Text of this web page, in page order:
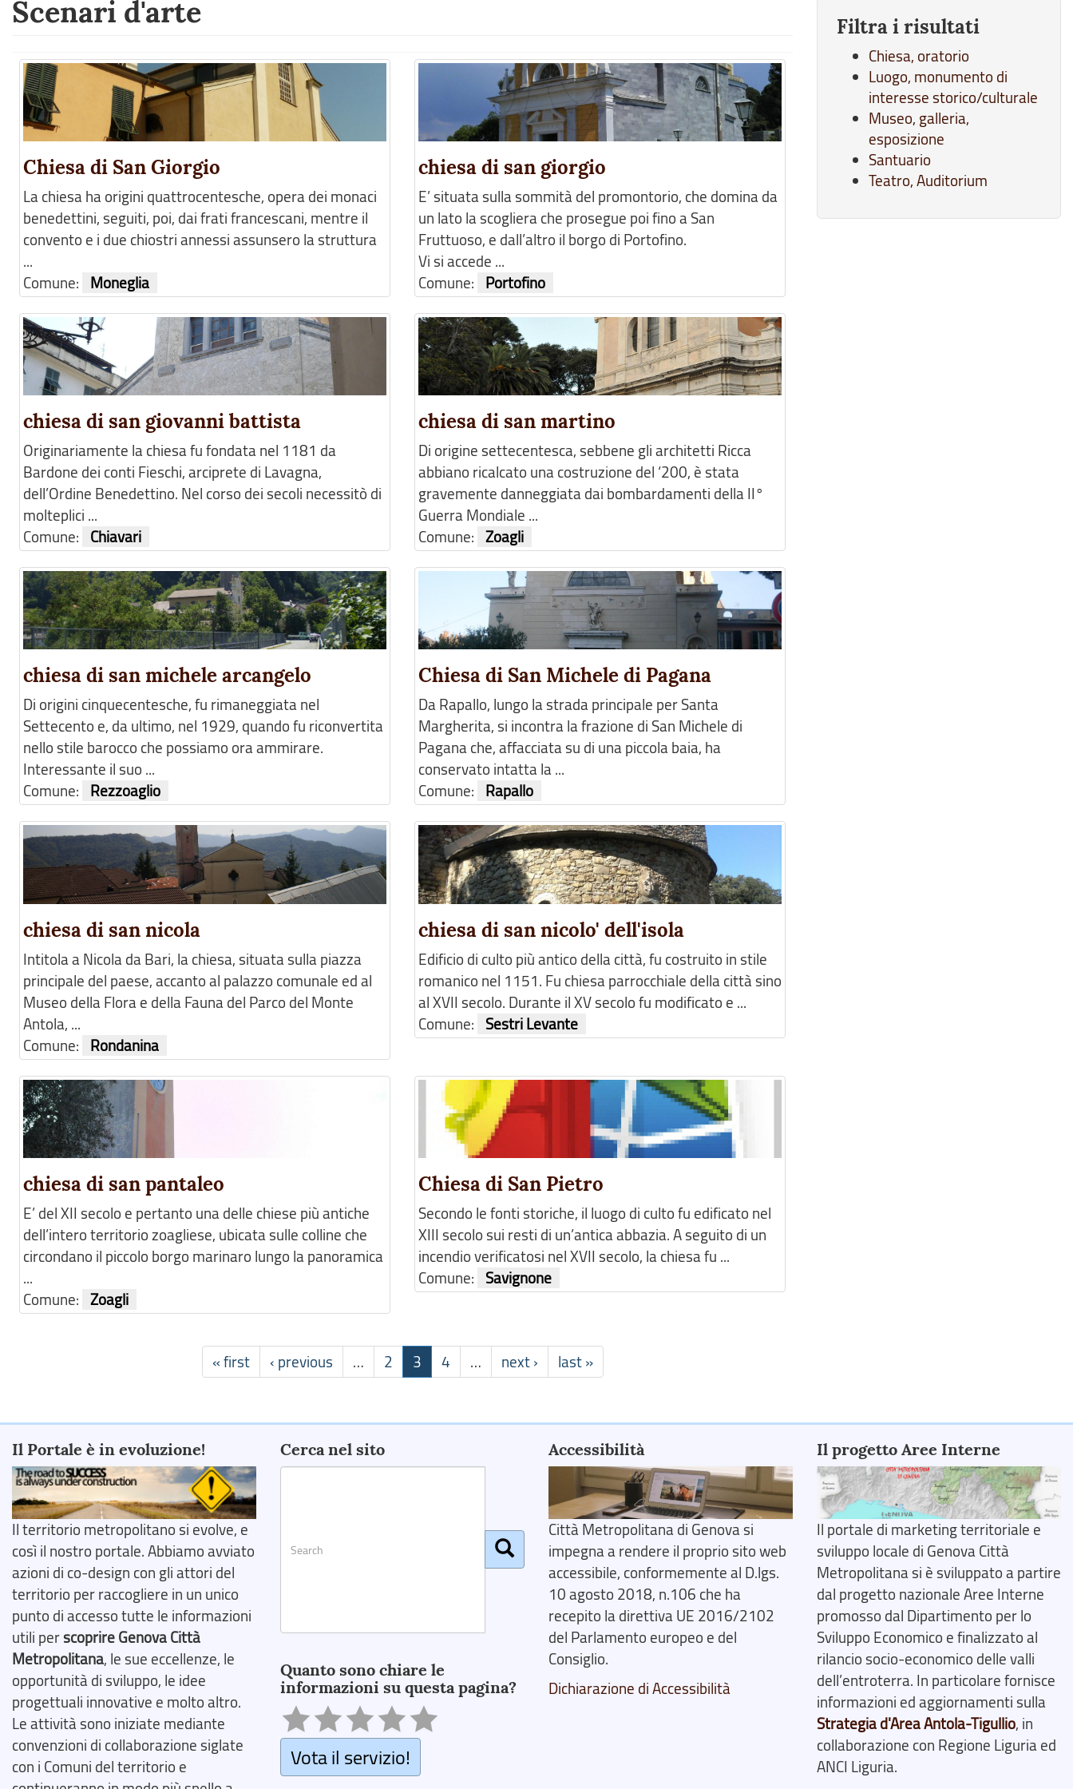
Scenari d'arte
Chiesa di San Giorgio
La chiesa ha origini quattrocentesche, opera dei monaci
benedettini, seguiti, poi, dai frati francescani, mentre il
convento e i due chiostri annessi assunsero la struttura
...
Comune:
Moneglia
chiesa di san giorgio
E’ situata sulla sommità del promontorio, che domina da
un lato la scogliera che prosegue poi fino a San
Fruttuoso, e dall’altro il borgo di Portofino.
Vi si accede ...
Comune:
Portofino
chiesa di san giovanni battista
Originariamente la chiesa fu fondata nel 1181 da
Bardone dei conti Fieschi, arciprete di Lavagna,
dell’Ordine Benedettino. Nel corso dei secoli necessitò di
molteplici ...
Comune:
Chiavari
chiesa di san martino
Di origine settecentesca, sebbene gli architetti Ricca
abbiano ricalcato una costruzione del ‘200, è stata
gravemente danneggiata dai bombardamenti della II°
Guerra Mondiale ...
Comune: Zoagli
chiesa di san michele arcangelo
Di origini cinquecentesche, fu rimaneggiata nel
Settecento e, da ultimo, nel 1929, quando fu riconvertita
nello stile barocco che possiamo ora ammirare.
Interessante il suo ...
Comune:
Rezzoaglio
Chiesa di San Michele di Pagana
Da Rapallo, lungo la strada principale per Santa
Margherita, si incontra la frazione di San Michele di
Pagana che, affacciata su di una piccola baia, ha
conservato intatta la ...
Comune:
Rapallo
chiesa di san nicola
Intitola a Nicola da Bari, la chiesa, situata sulla piazza
principale del paese, accanto al palazzo comunale ed al
Museo della Flora e della Fauna del Parco del Monte
Antola, ...
Comune:
Rondanina
chiesa di san nicolo' dell'isola
Edificio di culto più antico della città, fu costruito in stile
romanico nel 1151. Fu chiesa parrocchiale della città sino
al XVII secolo. Durante il XV secolo fu modificato e ...
Comune:
Sestri Levante
chiesa di san pantaleo
E’ del XII secolo e pertanto una delle chiese più antiche
dell’intero territorio zoagliese, ubicata sulle colline che
circondano il piccolo borgo marinaro lungo la panoramica
...
Comune: Zoagli
Chiesa di San Pietro
Secondo le fonti storiche, il luogo di culto fu edificato nel
XIII secolo sui resti di un’antica abbazia. A seguito di un
incendio verificatosi nel XVII secolo, la chiesa fu ...
Comune:
Savignone
« first ‹ previous … 2 3 4 … next › last »
Filtra i risultati
Chiesa, oratorio
Luogo, monumento di
interesse storico/culturale
Museo, galleria,
esposizione
Santuario
Teatro, Auditorium
Il Portale è in evoluzione!
Il territorio metropolitano si evolve, e
così il nostro portale. Abbiamo avviato
azioni di co-design con gli attori del
territorio per raccogliere in un unico
punto di accesso tutte le informazioni
utili perscoprire Genova Città
Metropolitana, le sue eccellenze, le
opportunità di sviluppo, le idee
progettuali innovative e molto altro.
Le attività sono iniziate mediante
convenzioni di collaborazione siglate
con i Comuni del territorio e
Cerca nel sito
Quanto sono chiare le
informazioni su questa pagina?
Vota il servizio!
Accessibilità
Città Metropolitana di Genova si
impegna a rendere il proprio sito web
accessibile, conformemente al D.lgs.
10 agosto 2018, n.106 che ha
recepito la direttiva UE 2016/2102
del Parlamento europeo e del
Consiglio.
Dichiarazione di Accessibilità
Il progetto Aree Interne
Il portale di marketing territoriale e
sviluppo locale di Genova Città
Metropolitana si è sviluppato a partire
dal progetto nazionale Aree Interne
promosso dal Dipartimento per lo
Sviluppo Economico e finalizzato al
rilancio socio-economico delle valli
dell’entroterra. In particolare fornisce
informazioni ed aggiornamenti sulla
Strategia d'Area Antola-Tigullio, in
collaborazione con Regione Liguria ed
ANCI Liguria.